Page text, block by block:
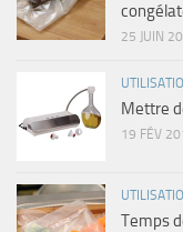
25 JUIN
Mettre
19 FÉV
Temps